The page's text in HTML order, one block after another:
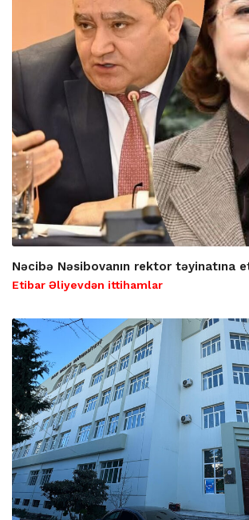
Nəcibə Nəsibovanın rektor təyinatına
Etibar Əliyevdən ittihamlar